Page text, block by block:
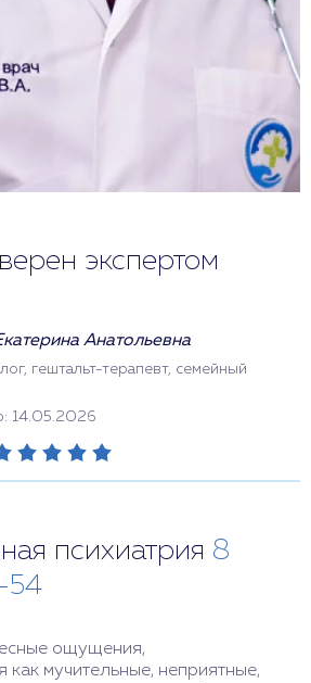
экспертом
Анатольевна
гештальт-терапевт, семейный
14.05.2026
психиатрия 8
54
ощущения,
мучительные, неприятные,